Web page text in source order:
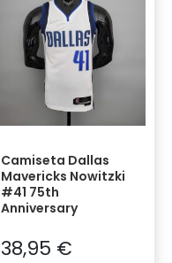
Camiseta Dallas
Mavericks Nowitzki
#41 75th
Anniversary
38,95 €